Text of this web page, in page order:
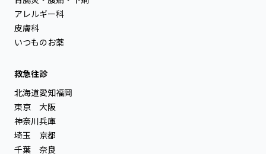
アレルギー科
皮膚科
いつものお薬
救急往診
北海道
東京
神奈川
埼玉
千葉
愛知
大阪
兵庫
京都
奈良
福岡